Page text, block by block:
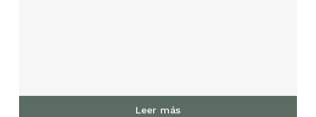
Leer más